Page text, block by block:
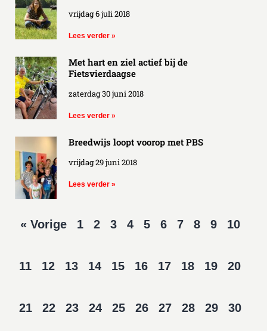
vrijdag 6 juli 2018
Lees verder »
Met hart en ziel actief bij de
Fietsvierdaagse
zaterdag 30 juni 2018
Lees verder »
Breedwijs loopt voorop met PBS
vrijdag 29 juni 2018
Lees verder »
« Vorige 1 2 3 4 5 6 7 8 9 10
11 12 13 14 15 16 17 18 19 20
21 22 23 24 25 26 27 28 29 30